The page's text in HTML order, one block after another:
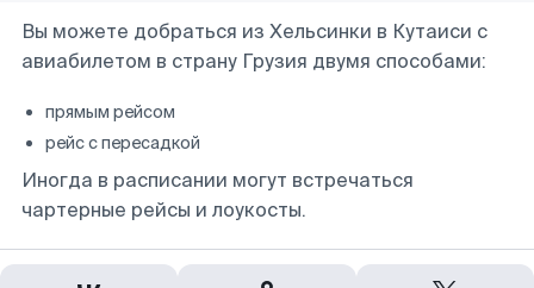
Вы можете добраться из Хельсинки в Кутаиси с
авиабилетом в страну Грузия двумя способами:
прямым рейсом
рейс с пересадкой
Иногда в расписании могут встречаться
чартерные рейсы и лоукосты.